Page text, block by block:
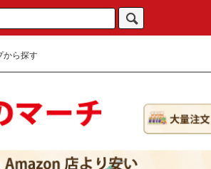
から探す